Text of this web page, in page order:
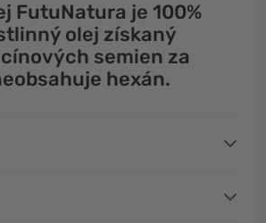
FutuNatura je 100%
olej získaný
semien za
hexán.